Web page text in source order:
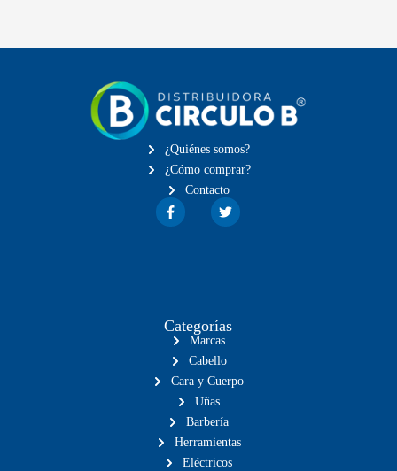
¿Quiénes somos?
¿Cómo comprar?
Contacto
Categorías
Marcas
Cabello
Cara y Cuerpo
Uñas
Barbería
Herramientas
Eléctricos